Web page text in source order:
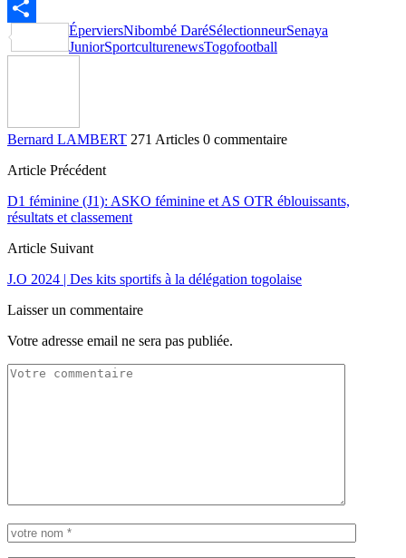
Email
Partager
ÉperviersNibombé DaréSélectionneurSenaya
JuniorSportculturenewsTogofootball
Bernard LAMBERT 271 Articles 0 commentaire
Article Précédent
D1 féminine (J1): ASKO féminine et AS OTR éblouissants,
résultats et classement
Article Suivant
J.O 2024 | Des kits sportifs à la délégation togolaise
Laisser un commentaire
Votre adresse email ne sera pas publiée.